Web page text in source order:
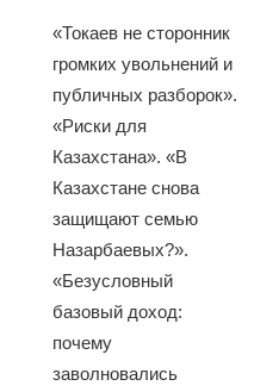
«Токаев не сторонник
громких увольнений и
публичных разборок».
«Риски для
Казахстана». «В
Казахстане снова
защищают семью
Назарбаевых?».
«Безусловный
базовый доход:
почему
заволновались